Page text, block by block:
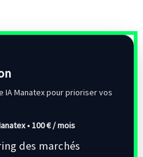
IA Manatex pour prioriser vos
•100 € / mois
des marchés